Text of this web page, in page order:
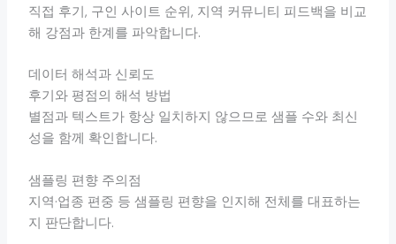
직접 후기, 구인 사이트 순위, 지역 커뮤니티 피드백을 비교
해 강점과 한계를 파악합니다.
데이터 해석과 신뢰도
후기와 평점의 해석 방법
별점과 텍스트가 항상 일치하지 않으므로 샘플 수와 최신
성을 함께 확인합니다.
샘플링 편향 주의점
지역·업종 편중 등 샘플링 편향을 인지해 전체를 대표하는
지 판단합니다.